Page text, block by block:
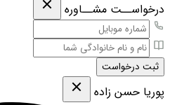
درخواســت مشــاوره
ثبت درخواست
پوریا حسن زاده